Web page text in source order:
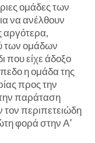
ομάδες των
να ανέλθουν
αργότερα,
των ομάδων
που είχε άδοξο
η ομάδα της
προς την
παράταση
περιπετειώδη
φορά στην Α’